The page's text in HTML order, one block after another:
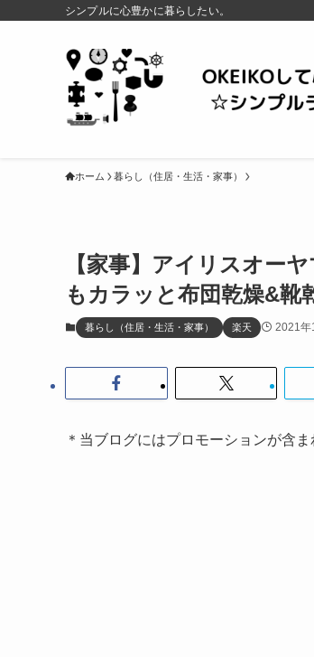
シンプルに心豊かに暮らしたい。
ホーム 暮らし（住居・生活・家事）
【家事】アイリスオー
もカラッと布団乾燥&靴
暮らし（住居・生活・家事） 楽天 2021年
＊当ブログにはプロモーションが含